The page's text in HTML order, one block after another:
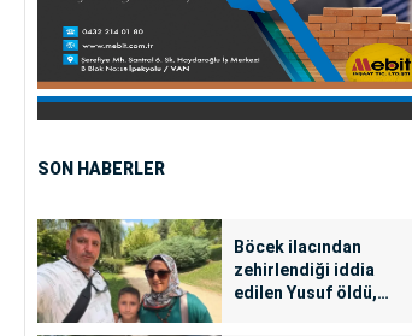
SON HABERLER
Böcek ilacından
zehirlendiği iddia
edilen Yusuf öldü,